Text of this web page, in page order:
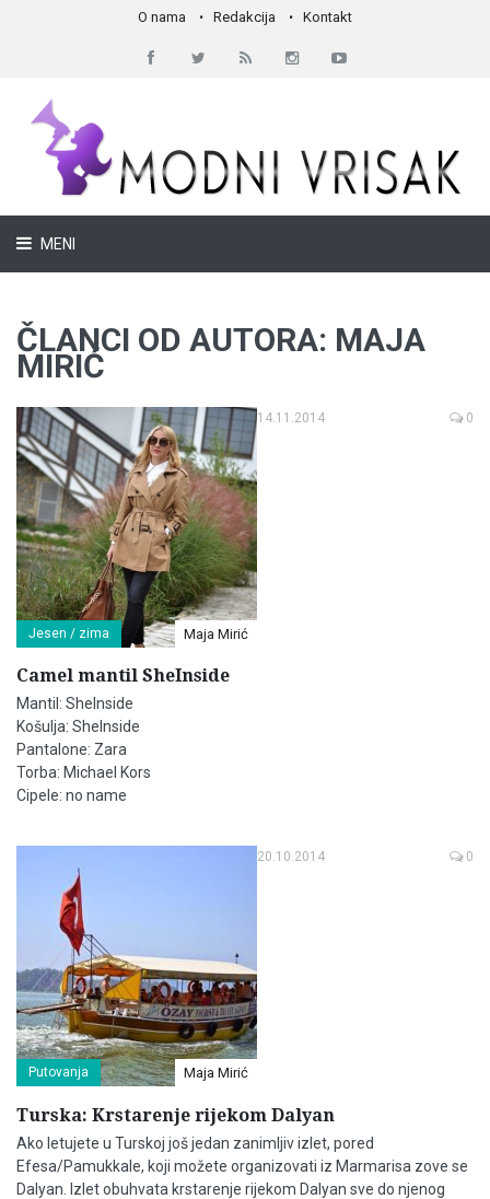
O nama Redakcija Kontakt
MENI
ČLANCI OD AUTORA: MAJA
MIRIĆ
Jesen / zima Maja Mirić
14.11.2014 0
Camel mantil SheInside
Mantil: SheInside
Košulja: SheInside
Pantalone: Zara
Torba: Michael Kors
Cipele: no name
Putovanja Maja Mirić
20.10.2014 0
Turska: Krstarenje rijekom Dalyan
Ako letujete u Turskoj još jedan zanimljiv izlet, pored
Efesa/Pamukkale, koji možete organizovati iz Marmarisa zove se
Dalyan. Izlet obuhvata krstarenje rijekom Dalyan sve do njenog